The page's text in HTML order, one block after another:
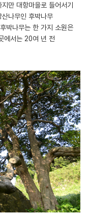
만 대항마을로 들어서기
나무인 후박나무
박나무는 한 가지 소원은
에서는 20여 년 전